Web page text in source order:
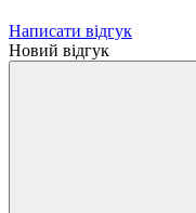
Написати відгук
Новий відгук